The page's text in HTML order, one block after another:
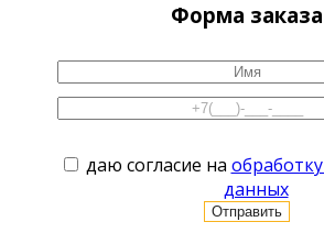
Форма заказа
даю согласие на
данных